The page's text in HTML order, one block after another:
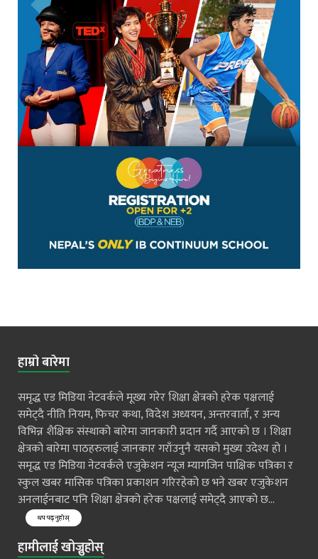
हाम्रो बारेमा
समृद्ध एड मिडिया नेटवर्कले मूख्य गरेर शिक्षा क्षेत्रको हरेक पक्षलाई
समेट्दै नीति नियम, फिचर कथा, विदेश अध्ययन, अन्तरवार्ता, र अन्य
विभिन्न शैक्षिक संस्थाको बारेमा जानकारी प्रदान गर्दै आएको छ । शिक्षा
क्षेत्रको बारेमा पाठहरुलाई जानकार गराँउनुनै यसको मुख्य उदेश्य हो ।
समृद्ध एड मिडिया नेटवर्कले एजुकेशन न्यूज म्यागजिन पाक्षिक पत्रिका र
स्कुल खबर मासिक पत्रिका प्रकाशन गरिरहेको छ भने खबर एजुकेशन
अनलाईनबाट पनि शिक्षा क्षेत्रको हरेक पक्षलाई समेट्दै आएको छ...
थप पढ्नुहोस्
हामीलाई खोज्नुहोस्